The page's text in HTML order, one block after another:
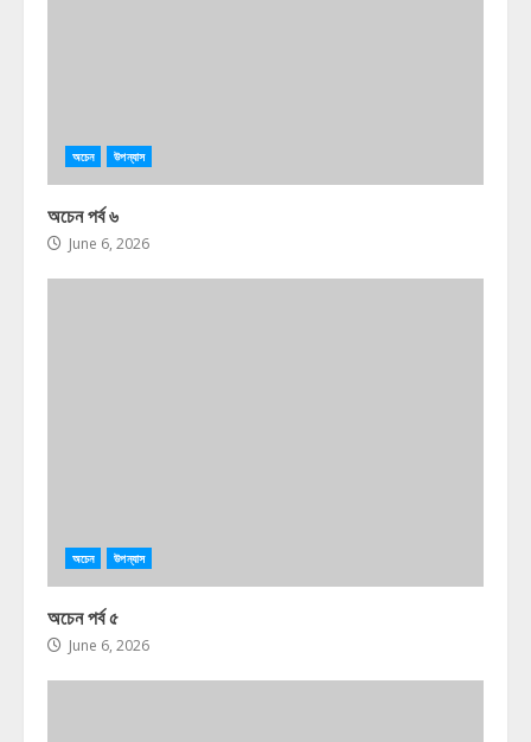
অচেন উপন্যাস
অচেন পর্ব ৬
June 6, 2026
অচেন উপন্যাস
অচেন পর্ব ৫
June 6, 2026